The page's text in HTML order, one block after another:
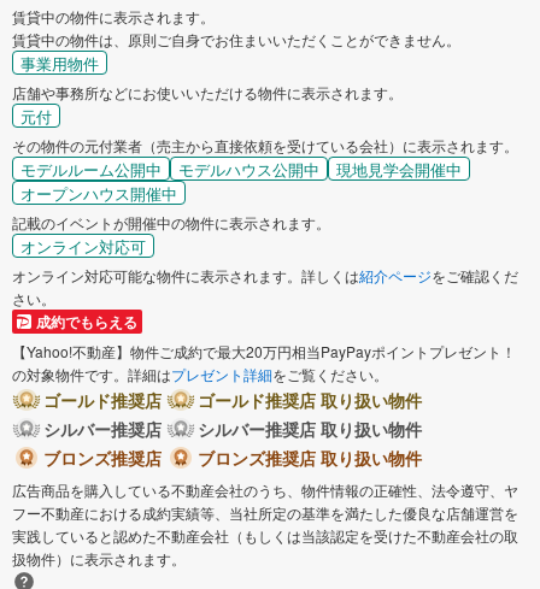
賃貸中の物件に表示されます。
賃貸中の物件は、原則ご自身でお住まいいただくことができません。
事業用物件
店舗や事務所などにお使いいただける物件に表示されます。
元付
その物件の元付業者（売主から直接依頼を受けている会社）に表示されます。
モデルルーム公開中 モデルハウス公開中
現地見学会開催中
オープンハウス開催中
記載のイベントが開催中の物件に表示されます。
オンライン対応可
オンライン対応可能な物件に表示されます。詳しくは紹介ページをご確認くだ
さい。
成約でもらえる
【Yahoo!不動産】物件ご成約で最大20万円相当PayPayポイントプレゼント！
の対象物件です。詳細はプレゼント詳細をご覧ください。
ゴールド推奨店
ゴールド推奨店 取り扱い物件
シルバー推奨店
シルバー推奨店 取り扱い物件
ブロンズ推奨店
ブロンズ推奨店 取り扱い物件
広告商品を購入している不動産会社のうち、物件情報の正確性、法令遵守、ヤ
フー不動産における成約実績等、当社所定の基準を満たした優良な店舗運営を
実践していると認めた不動産会社（もしくは当該認定を受けた不動産会社の取
扱物件）に表示されます。